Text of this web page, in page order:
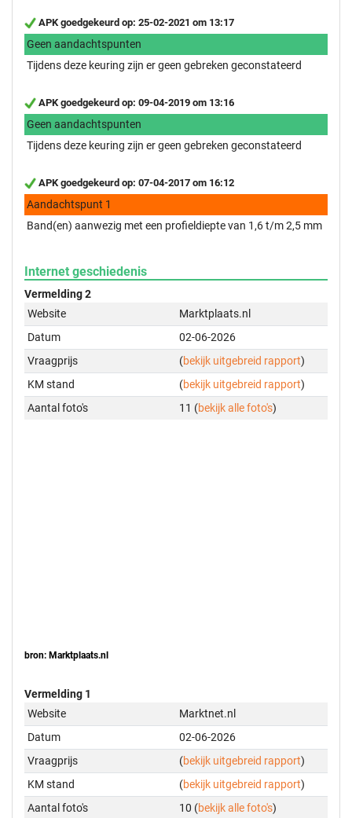
APK goedgekeurd op: 25-02-2021 om 13:17
Geen aandachtspunten
Tijdens deze keuring zijn er geen gebreken geconstateerd
APK goedgekeurd op: 09-04-2019 om 13:16
Geen aandachtspunten
Tijdens deze keuring zijn er geen gebreken geconstateerd
APK goedgekeurd op: 07-04-2017 om 16:12
Aandachtspunt 1
Band(en) aanwezig met een profieldiepte van 1,6 t/m 2,5 mm
Internet geschiedenis
Vermelding 2
Website
Marktplaats.nl
Datum
02-06-2026
Vraagprijs
(bekijk uitgebreid rapport)
KM stand
(bekijk uitgebreid rapport)
Aantal foto's
11 (bekijk alle foto's)
bron: Marktplaats.nl
Vermelding 1
Website
Marktnet.nl
Datum
02-06-2026
Vraagprijs
(bekijk uitgebreid rapport)
KM stand
(bekijk uitgebreid rapport)
Aantal foto's
10 (bekijk alle foto's)